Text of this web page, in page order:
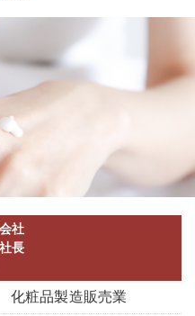
社
長
化粧品製造販売業